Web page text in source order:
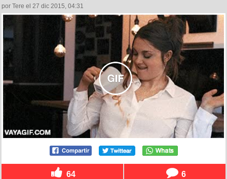
por Tere el 27 dic 2015, 04:31
64 6